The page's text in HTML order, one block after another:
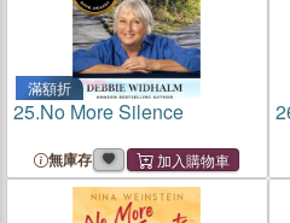
滿額折
25.No More Silence
無庫存